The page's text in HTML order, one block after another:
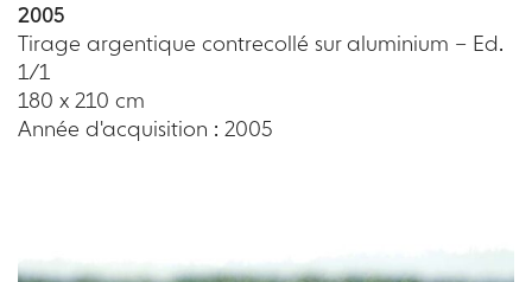
2005
Tirage argentique contrecollé sur aluminium – Ed.
1/1
180 x 210 cm
Année d'acquisition : 2005